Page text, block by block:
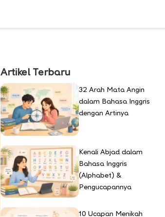
Artikel Terbaru
32 Arah Mata Angin
dalam Bahasa Inggris
dengan Artinya
Kenali Abjad dalam
Bahasa Inggris
(Alphabet) &
Pengucapannya
10 Ucapan Menikah